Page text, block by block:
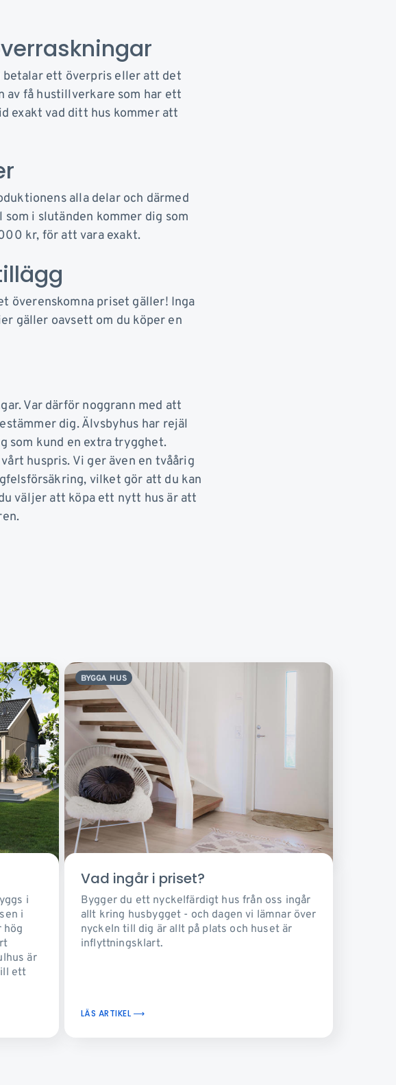
betalar ett överpris eller att det
av få hustillverkare som har ett
exakt vad ditt hus kommer att
alla delar och därmed
i slutänden kommer dig som
kr, för att vara exakt.
överenskomna priset gäller! Inga
gäller oavsett om du köper en
Var därför noggrann med att
dig. Älvsbyhus har rejäl
som kund en extra trygghet.
huspris. Vi ger även en tvåårig
vilket gör att du kan
väljer att köpa ett nytt hus är att
i
i
hög
är
ett
BYGGA HUS
Vad ingår i priset?
Bygger du ett nyckelfärdigt hus från oss ingår
allt kring husbygget - och dagen vi lämnar över
nyckeln till dig är allt på plats och huset är
inflyttningsklart.
LÄS ARTIKEL